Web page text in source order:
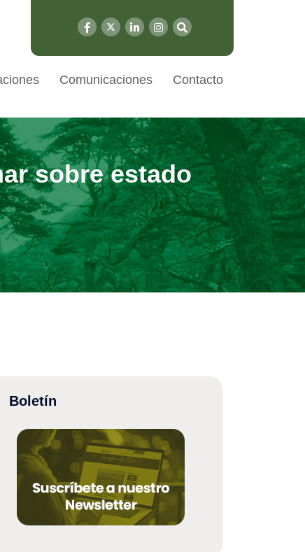
Comunicaciones Contacto
sobre estado
Boletín